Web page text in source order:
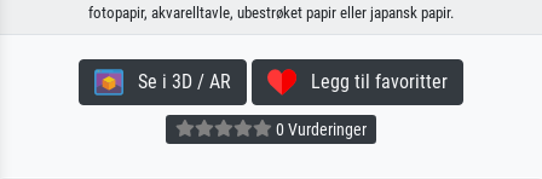
fotopapir, akvarelltavle, ubestrøket papir eller japansk papir.
Se i 3D / AR Legg til favoritter
0 Vurderinger